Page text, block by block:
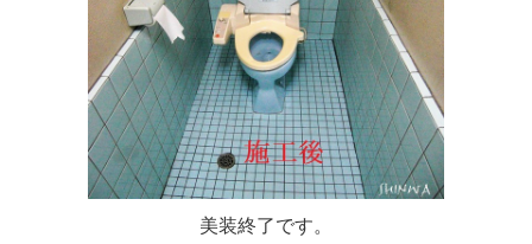
美装終了です。